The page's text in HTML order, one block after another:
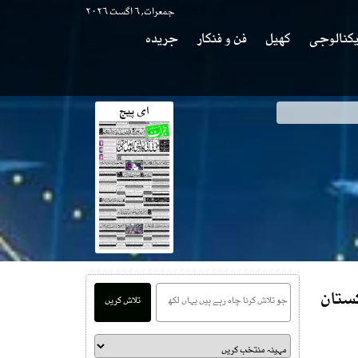
جمعرات, ۶ اگست ۲۰۲۶
کھیل فن و فنکار
جریدہ
ای پیج
تلاش کریں